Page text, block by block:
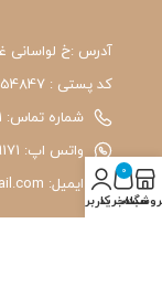
آدرس :خ لواسانی
کد پستی : 1935754847
شماره تماس: 22239171-۰۲۱
واتس اپ: 09120039171
ایمیل: pharmafit.ir@gmail.com
0
سبد خرید
حساب کاربری من